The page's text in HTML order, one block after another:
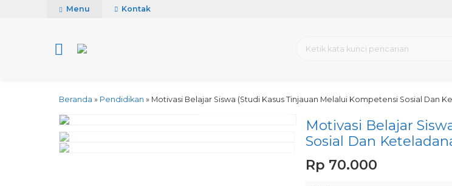
Menu Kontak
Beranda » Pendidikan » Motivasi Belajar Siswa (Studi Kasus Tinjauan Melalui Kompetensi Sosial Dan
Motivasi Belajar
Sosial Dan
Rp 70.000